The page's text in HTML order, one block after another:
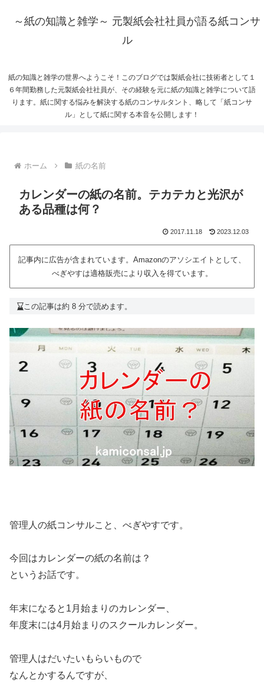
～紙の知識と雑学～ 元製紙会社社員が語る紙コンサ
ル
紙の知識と雑学の世界へようこそ！このブログでは製紙会社に技術者として１
６年間勤務した元製紙会社社員が、その経験を元に紙の知識と雑学について語
ります。紙に関する悩みを解決する紙のコンサルタント、略して「紙コンサ
ル」として紙に関する本音を公開します！
ホーム 紙の名前
カレンダーの紙の名前。テカテカと光沢が
ある品種は何？
2017.11.18 2023.12.03
記事内に広告が含まれています。Amazonのアソシエイトとして、
べぎやすは適格販売により収入を得ています。
この記事は約 8 分で読めます。
管理人の紙コンサルこと、べぎやすです。
今回はカレンダーの紙の名前は？
というお話です。
年末になると1月始まりのカレンダー、
年度末には4月始まりのスクールカレンダー。
管理人はだいたいもらいもので
なんとかするんですが、